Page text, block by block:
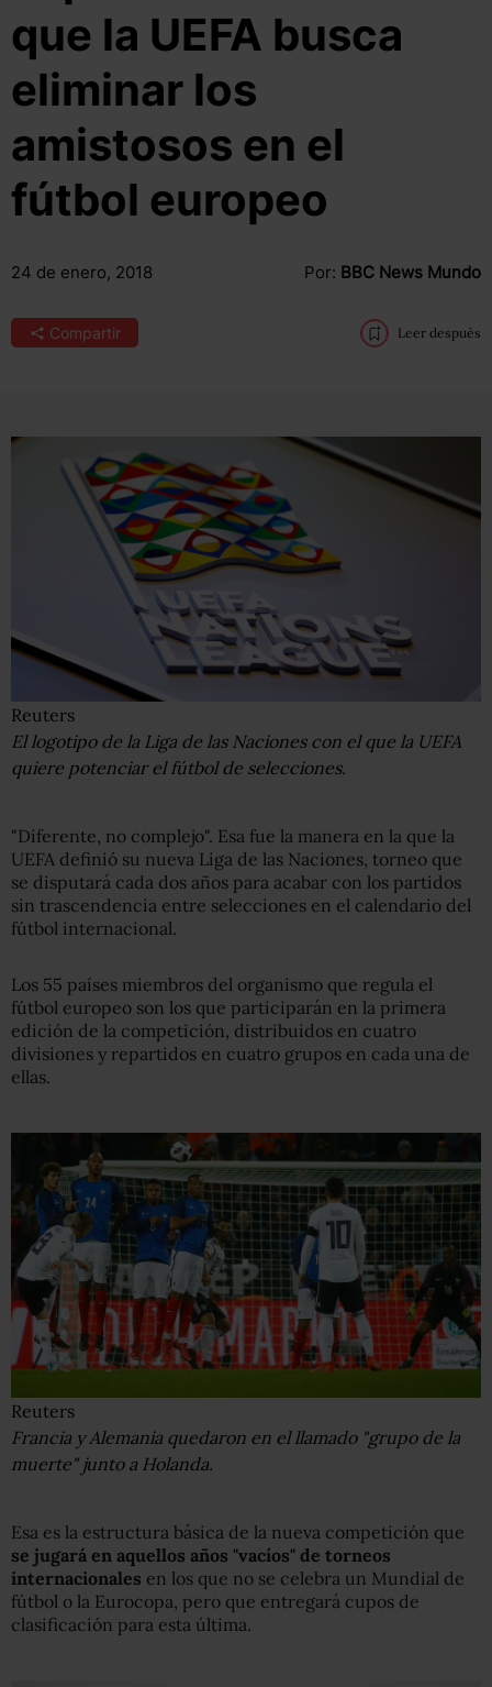
que la UEFA busca
eliminar los
amistosos en el
fútbol europeo
24 de enero, 2018 Por: BBC News Mundo
Compartir Leer después
Reuters
El logotipo de la Liga de las Naciones con el que la UEFA
quiere potenciar el fútbol de selecciones.
"Diferente, no complejo". Esa fue la manera en la que la
UEFA definió su nueva Liga de las Naciones, torneo que
se disputará cada dos años para acabar con los partidos
sin trascendencia entre selecciones en el calendario del
fútbol internacional.
Los 55 países miembros del organismo que regula el
fútbol europeo son los que participarán en la primera
edición de la competición, distribuidos en cuatro
divisiones y repartidos en cuatro grupos en cada una de
ellas.
Reuters
Francia y Alemania quedaron en el llamado "grupo de la
muerte" junto a Holanda.
Esa es la estructura básica de la nueva competición que
se jugará en aquellos años "vacíos" de torneos
internacionales en los que no se celebra un Mundial de
fútbol o la Eurocopa, pero que entregará cupos de
clasificación para esta última.